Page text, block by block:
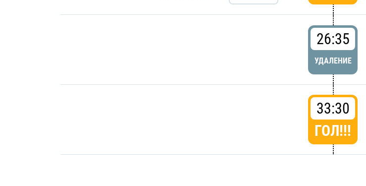
26:35
УДАЛЕНИЕ
33:30
ГОЛ!!!